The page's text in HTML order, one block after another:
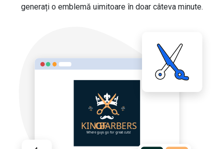
generați o emblemă uimitoare în doar câteva minute.